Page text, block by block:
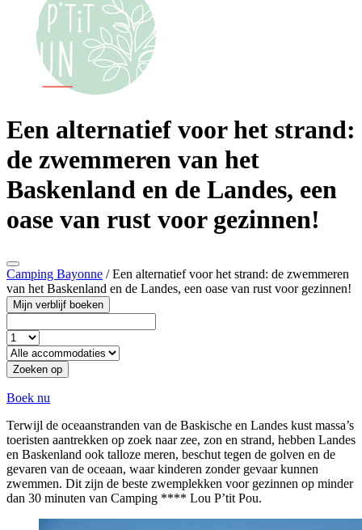
Een alternatief voor het strand:
de zwemmeren van het
Baskenland en de Landes, een
oase van rust voor gezinnen!
Camping Bayonne /Een alternatief voor het strand: de zwemmeren
van het Baskenland en de Landes, een oase van rust voor gezinnen!
Mijn verblijf boeken
Zoeken op
Boek nu
Terwijl de oceaanstranden van de Baskische en Landes kust massa’s
toeristen aantrekken op zoek naar zee, zon en strand, hebben Landes
en Baskenland ook talloze meren, beschut tegen de golven en de
gevaren van de oceaan, waar kinderen zonder gevaar kunnen
zwemmen. Dit zijn de beste zwemplekken voor gezinnen op minder
dan 30 minuten van Camping **** Lou P’tit Pou.